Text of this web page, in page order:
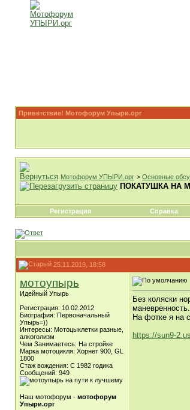
Приветствие! Мотофорум Упыри.орг
Мотофорум УПЫРИ.орг > Основные
ПОКАТУШКА НА
Регистрация Справка
25.11.2019, 18:58
мотоупырь
Идейный Упырь
Регистрация: 10.02.2012
Биография: Первоначальный
Упырь=))
Интересы: Мотоцыклетки разные,
алкоголизм
Чем Занимаетесь: На стройке
Марка мотоцикля: Хорнет 900, GL
1800
Стаж вождения: С 1982 годика
Сообщений: 949
Наш мотофорум - мотофорум
Упыри.орг
Без коляски
На фотке я на
https://sun9-